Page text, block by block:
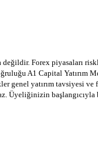
değildir. Forex
A1 Capital Yatırım
genel yatırım tavsiyesi
Üyeliğinizin